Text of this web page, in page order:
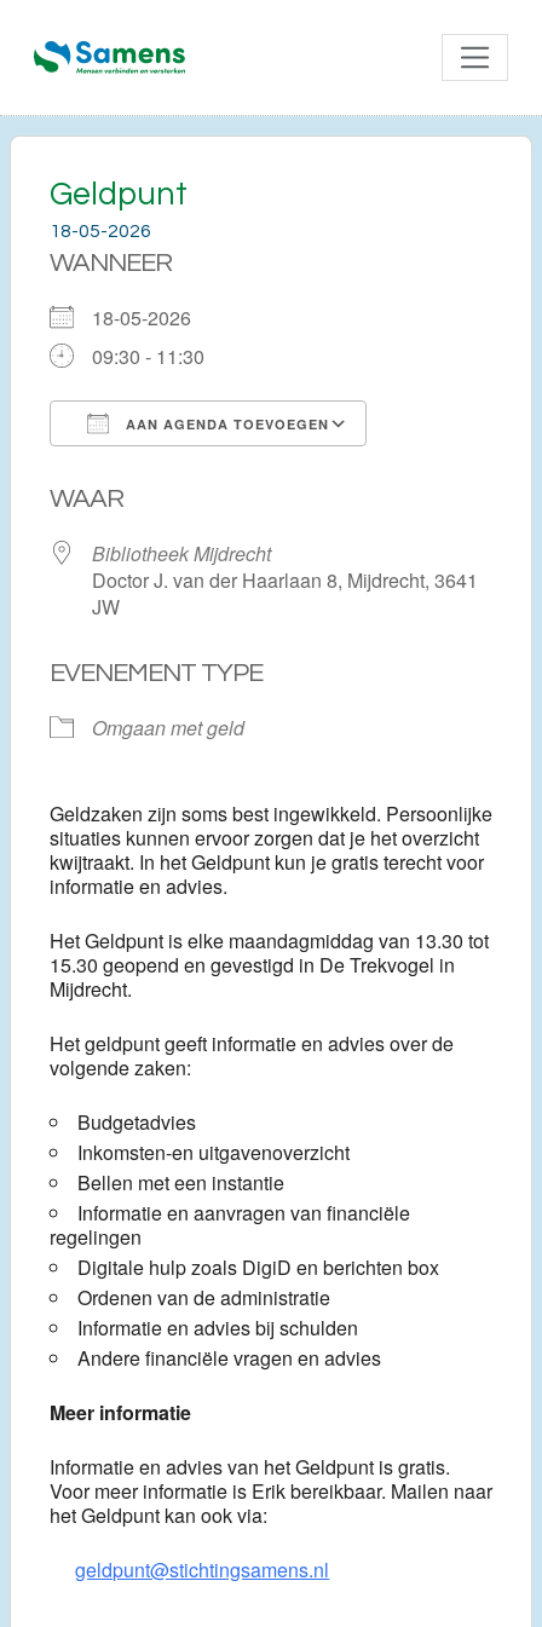
Geldpunt
18-05-2026
WANNEER
18-05-2026
09:30 - 11:30
AAN AGENDA TOEVOEGEN
WAAR
Bibliotheek Mijdrecht
Doctor J. van der Haarlaan 8, Mijdrecht, 3641
JW
EVENEMENT TYPE
Omgaan met geld
Geldzaken zijn soms best ingewikkeld. Persoonlijke
situaties kunnen ervoor zorgen dat je het overzicht
kwijtraakt. In het Geldpunt kun je gratis terecht voor
informatie en advies.
Het Geldpunt is elke maandagmiddag van 13.30 tot
15.30 geopend en gevestigd in De Trekvogel in
Mijdrecht.
Het geldpunt geeft informatie en advies over de
volgende zaken:
Budgetadvies
Inkomsten-en uitgavenoverzicht
Bellen met een instantie
Informatie en aanvragen van financiële
regelingen
Digitale hulp zoals DigiD en berichten box
Ordenen van de administratie
Informatie en advies bij schulden
Andere financiële vragen en advies
Meer informatie
Informatie en advies van het Geldpunt is gratis.
Voor meer informatie is Erik bereikbaar. Mailen naar
het Geldpunt kan ook via:
geldpunt@stichtingsamens.nl